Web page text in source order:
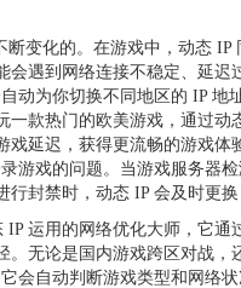
变化的。在游戏中，动态 IP
会遇到网络连接不稳定、延迟
动为你切换不同地区的 IP 地
一款热门的欧美游戏，通过动
戏延迟，获得更流畅的游戏体
游戏的问题。当游戏服务器
行封禁时，动态 IP 会及时更
运用的网络优化大师，它通
。无论是国内游戏跨区对战，
会自动判断游戏类型和网络